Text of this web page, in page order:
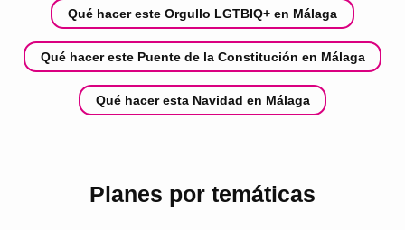
Qué hacer este Orgullo LGTBIQ+ en Málaga
Qué hacer este Puente de la Constitución en Málaga
Qué hacer esta Navidad en Málaga
Planes por temáticas